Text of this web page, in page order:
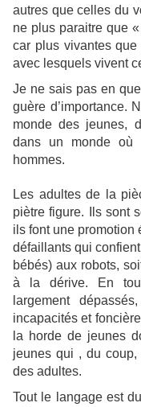
autres que celles du
ne plus paraitre que
car plus vivantes
avec lesquels vivent
Je ne sais pas en
guère d’importance.
monde des jeunes,
dans un monde où
hommes.
Les adultes de la
piètre figure. Ils sont
ils font une promotion
défaillants qui
bébés) aux robots,
à la dérive. En
largement
incapacités et
la horde de jeunes
jeunes qui , du
des adultes.
Tout le langage est